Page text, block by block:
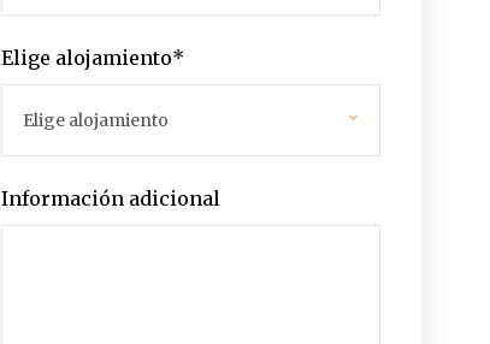
Elige alojamiento*
Información adicional